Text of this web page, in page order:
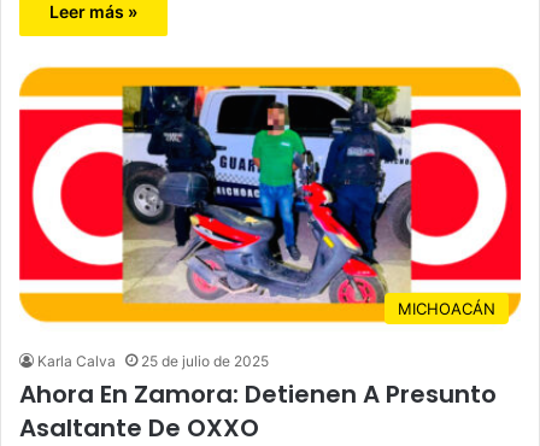
Leer más »
MICHOACÁN
Karla Calva 25 de julio de 2025
Ahora En Zamora: Detienen A Presunto
Asaltante De OXXO